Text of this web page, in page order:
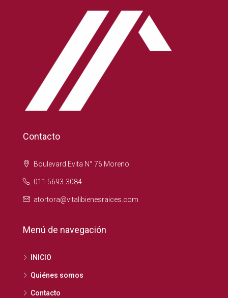
Contacto
Boulevard Evita N° 76 Moreno
011 5693-3084
atortora@vitalibienesraices.com
Menú de navegación
INICIO
Quiénes somos
Contacto